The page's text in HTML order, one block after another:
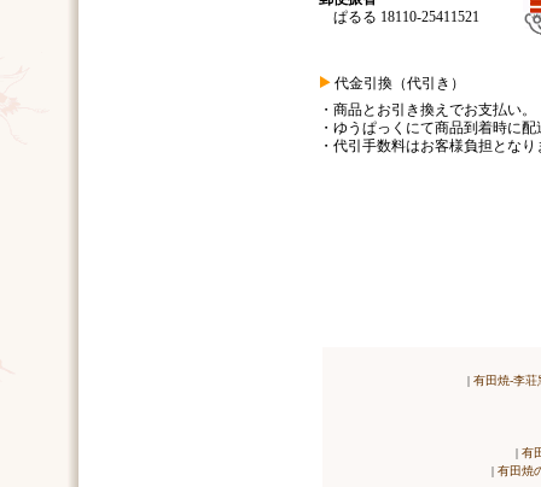
ぱるる 18110-25411521
代金引換（代引き）
・商品とお引き換えでお支払い。
・ゆうぱっくにて商品到着時に
・代引手数料はお客様負担となり
| 有田焼-李荘
| 有
| 有田焼